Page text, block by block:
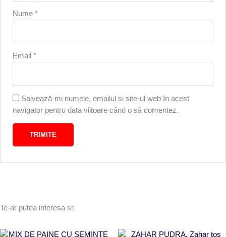
Nume*
Email*
Salvează-mi numele, emailul și site-ul web în acest
navigator pentru data viitoare când o să comentez.
Te-ar putea interesa si: